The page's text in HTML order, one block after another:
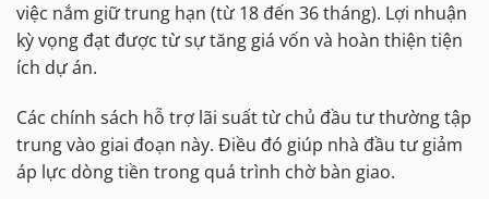
việc nắm giữ trung hạn (từ 18 đến 36 tháng). Lợi nhuận
kỳ vọng đạt được từ sự tăng giá vốn và hoàn thiện tiện
ích dự án.
Các chính sách hỗ trợ lãi suất từ chủ đầu tư thường tập
trung vào giai đoạn này. Điều đó giúp nhà đầu tư giảm
áp lực dòng tiền trong quá trình chờ bàn giao.